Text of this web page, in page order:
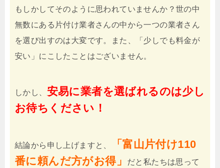
もしかしてそのように思われていませんか？世の中
無数にある片付け業者さんの中から一つの業者さん
を選び出すのは大変です。また、「少しでも料金が
安い」にこしたことはございません。
しかし、 安易に業者を選ばれるのは少し
お待ちください！
結論から申し上げますと、
「富山片付け110
番に頼んだ方がお得」
だと私たちは思って